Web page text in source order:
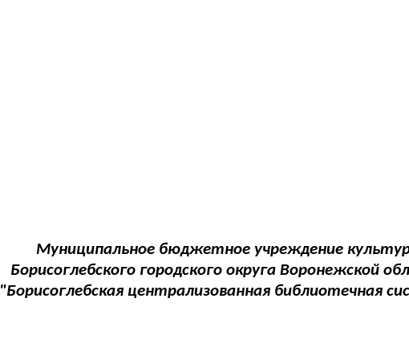
Муниципальное бюджетное учреждение
Борисоглебского городского округа Воронежской
"Борисоглебская централизованная библиотечная